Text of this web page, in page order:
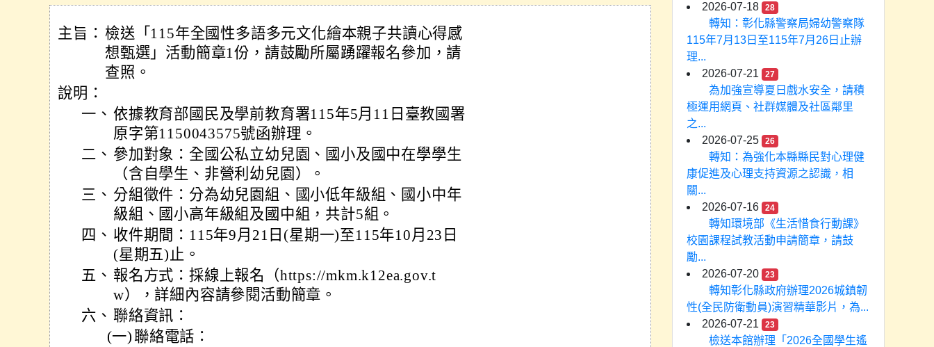
主旨： 檢送「115年全國性多語多元文化繪本親子共讀心得感
想甄選」活動簡章1份，請鼓勵所屬踴躍報名參加，請
查照。
說明：
一、 依據教育部國民及學前教育署115年5月11日臺教國署
原字第1150043575號函辦理。
二、 參加對象：全國公私立幼兒園、國小及國中在學學生
（含自學生、非營利幼兒園）。
三、 分組徵件：分為幼兒園組、國小低年級組、國小中年
級組、國小高年級組及國中組，共計5組。
四、 收件期間：115年9月21日(星期一)至115年10月23日
(星期五)止。
五、 報名方式：採線上報名（https://mkm.k12ea.gov.t
w），詳細內容請參閱活動簡章。
六、 聯絡資訊：
(一) 聯絡電話：
2026-07-18
28
轉知：彰化縣警察局婦幼警察隊
115年7月13日至115年7月26日止辦
理...
2026-07-21
27
為加強宣導夏日戲水安全，請積
極運用網頁、社群媒體及社區鄰里
之...
2026-07-25
26
轉知：為強化本縣縣民對心理健
康促進及心理支持資源之認識，相
關...
2026-07-16
24
轉知環境部《生活惜食行動課》
校園課程試教活動申請簡章，請鼓
勵...
2026-07-20
23
轉知彰化縣政府辦理2026城鎮韌
性(全民防衛動員)演習精華影片，為...
2026-07-21
23
檢送本館辦理「2026全國學生遙